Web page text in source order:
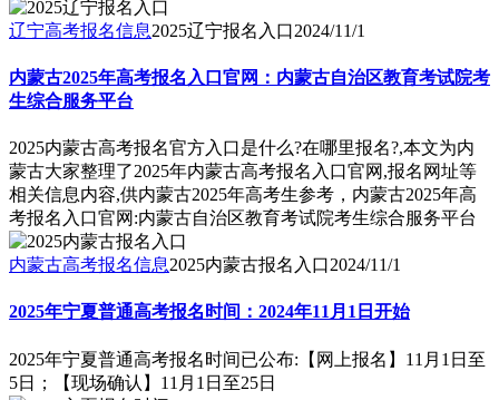
辽宁高考报名信息2025辽宁报名入口2024/11/1
内蒙古2025年高考报名入口官网：内蒙古自治区教育考试院考
生综合服务平台
2025内蒙古高考报名官方入口是什么?在哪里报名?,本文为内
蒙古大家整理了2025年内蒙古高考报名入口官网,报名网址等
相关信息内容,供内蒙古2025年高考生参考，内蒙古2025年高
考报名入口官网:内蒙古自治区教育考试院考生综合服务平台
内蒙古高考报名信息2025内蒙古报名入口2024/11/1
2025年宁夏普通高考报名时间：2024年11月1日开始
2025年宁夏普通高考报名时间已公布:【网上报名】11月1日至
5日；【现场确认】11月1日至25日